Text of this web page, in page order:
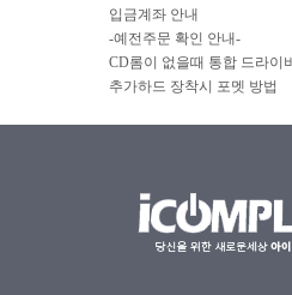
입금계좌 안내
-예전주문 확인 안내-
추가하드 장착시 포멧 방법